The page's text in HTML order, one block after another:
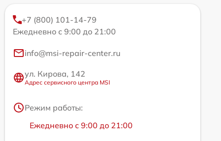
+7 (800) 101-14-79
Ежедневно с 9:00 до 21:00
info@msi-repair-center.ru
ул. Кирова, 142
Адрес сервисного центра MSI
Режим работы:
Ежедневно с 9:00 до 21:00